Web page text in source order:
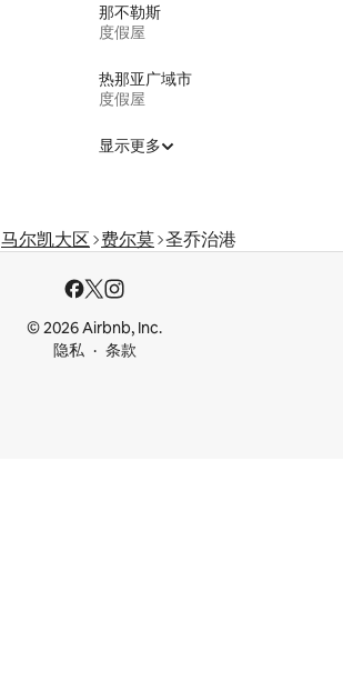
那不勒斯
度假屋
热那亚广域市
度假屋
显示更多
马尔凯大区 费尔莫 圣乔治港
© 2026 Airbnb, Inc.
隐私
条款